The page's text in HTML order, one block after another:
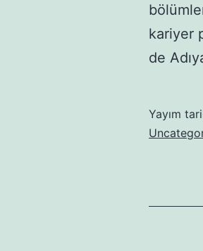
kariyer
de
Yayım